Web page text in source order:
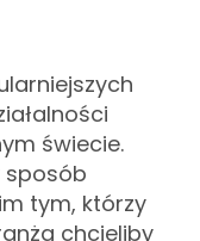
świecie.
sposób
tym, którzy
chcieliby